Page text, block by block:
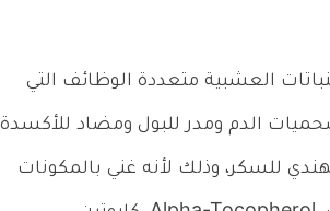
العشبية متعددة الوظائف التي
الدم ومدر للبول ومضاد للأكسدة
للسكر، وذلك لأنه غني بالمكونات